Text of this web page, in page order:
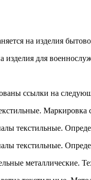
на изделия
изделия для
ссылки на
Маркировка
текстильные.
текстильные.
металлические.